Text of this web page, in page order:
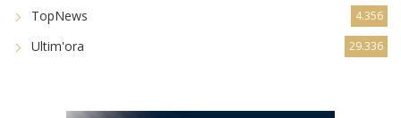
TopNews 4.356
Ultim'ora 29.336